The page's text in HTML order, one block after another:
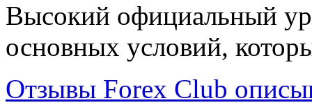
Высокий официальный
основных условий,
Отзывы Forex Сlub